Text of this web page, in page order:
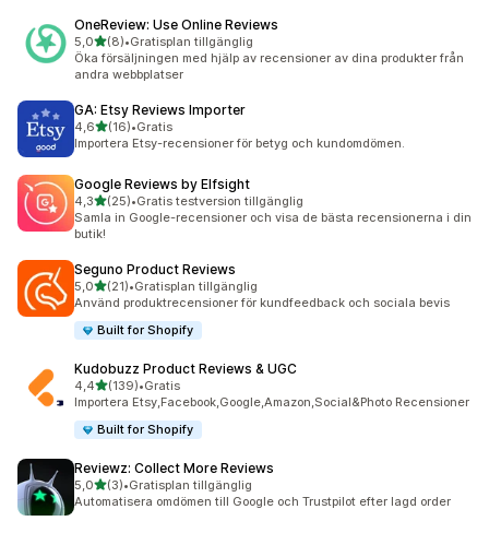
OneReview: Use Online Reviews
5,0av 5 stjärnor
(8)
8 recensioner totalt
•Gratisplan tillgänglig
Öka försäljningen med hjälp av recensioner av dina produkter från
andra webbplatser
GA: Etsy Reviews Importer
4,6av 5 stjärnor
(16)
16 recensioner totalt
•Gratis
Importera Etsy-recensioner för betyg och kundomdömen.
Google Reviews by Elfsight
4,3av 5 stjärnor
(25)
25 recensioner totalt
•Gratis testversion tillgänglig
Samla in Google-recensioner och visa de bästa recensionerna i din
butik!
Seguno Product Reviews
5,0av 5 stjärnor
(21)
21 recensioner totalt
•Gratisplan tillgänglig
Använd produktrecensioner för kundfeedback och sociala bevis
Built for Shopify
Kudobuzz Product Reviews & UGC
4,4av 5 stjärnor
(139)
139 recensioner totalt
•Gratis
Importera Etsy,Facebook,Google,Amazon,Social&Photo Recensioner
Built for Shopify
Reviewz: Collect More Reviews
5,0av 5 stjärnor
(3)
3 recensioner totalt
•Gratisplan tillgänglig
Automatisera omdömen till Google och Trustpilot efter lagd order